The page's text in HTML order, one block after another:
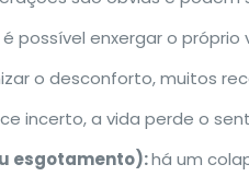
possível enxergar o próprio
o desconforto, muitos
incerto, a vida perde o
esgotamento):há um